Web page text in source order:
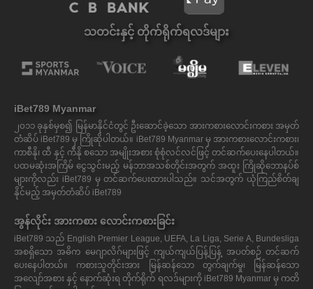
သတင်းနှင့် တိုက်ရိုက်ရလဒ်များ
iBet789 Myanmar
၂၀၁၁ ခုနှစ်မှစ၍ မြန်မာနိုင်ငံတွင် ဦးဆောင်ခဲ့သော အားကစားလောင်းကစား အမှတ်
တံဆိပ် iBet789 မှ ကြိုဆိုပါတယ်။ iBet789 Myanmar မှ အားကစားလောင်းကစား၊
ကာစီနို၊ ထီ နှင့် ကီနို စသော အမျိုးအစား စုံစုံလင်လင်ဖြင့် တင်ဆက်ပေးနေပါတယ်။
ပထမဆုံးအကြိမ် ငွေသွင်းမည့် မန်ဘာအသစ်တိုင်းအတွက် အထူး ကြိုဆိုဘောနပ်စ်
များကိုလည်း iBet789 မှ တင်ဆက်ပေးထားပါသည်။ သင်အတွက် ယုံကြည်စိတ်ချ
နိုင်မည့် အမှတ်တံဆိပ် iBet789
အွန်လိုင်း အားကစား လောင်းကစားခြင်း
iBet789 သည် English Premier League, UEFA, La Liga, Serie A, Bundesliga
အစရှိသော အဓိက မေဂျာလိဂ်များဖြင့် ကျယ်ကျယ်ပြန့်ပြန့် အပတ်စဉ် တင်ဆက်
ပေးနေပါတယ်။ ကစားသူတိုင်းအား မြန်ဆန်သော တွက်ချက်မှု၊ မြန်ဆန်သော
အလျော်အစား နှင့် နောက်ဆုံးရ တိုက်ရိုက် ရလဒ်များကို iBet789 Myanmar မှ ကတိ